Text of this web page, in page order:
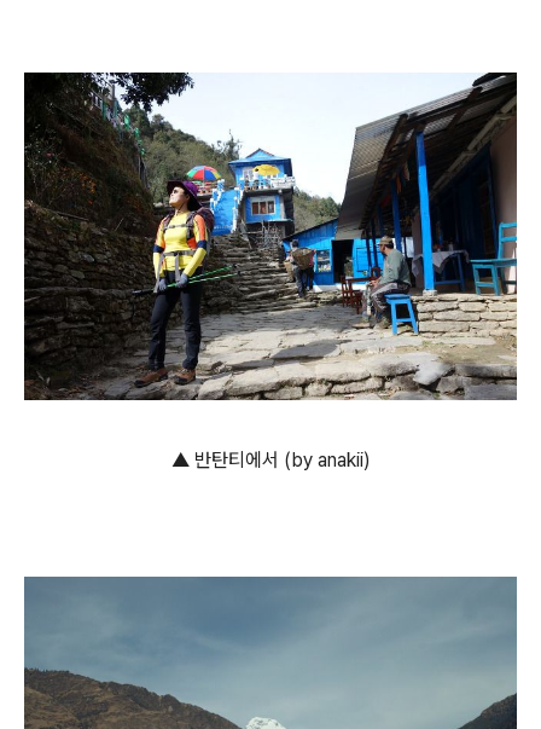
▲ 반탄티에서 (by anakii)